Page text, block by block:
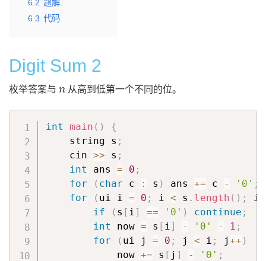
6.2 题解
6.3 代码
Digit Sum 2
枚举答案与 从高到低第一个不同的位。
int main ( )
{
    string s
;
    cin
>> s ;
int ans = 0 ;
for
( char c : s ) ans += c - '0' ;
for
( ui i = 0 ; i < s . length ( ) ; i
if
( s [ i] == '0' ) continue ;
int now = s [ i] - '0' - 1 ;
for
( ui j = 0 ; j < i ; j++ )
            now
+= s [ j ] - '0' ;